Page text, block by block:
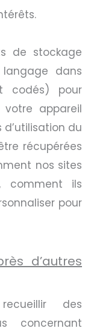
de stockage
dans
codés) pour
appareil
du
récupérées
nos sites
comment ils
pour
d’autres
des
concernant